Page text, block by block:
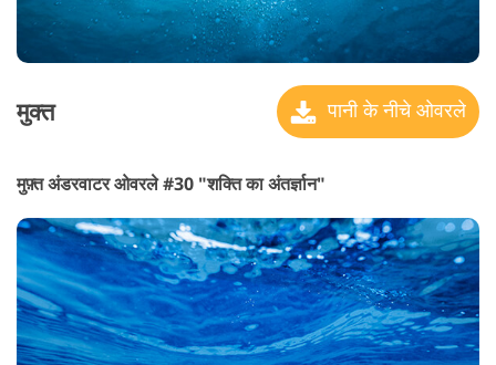
मुक्त पानी के नीचे ओवरले
मुफ़्त अंडरवाटर ओवरले #30 "शक्ति का अंतर्ज्ञान"